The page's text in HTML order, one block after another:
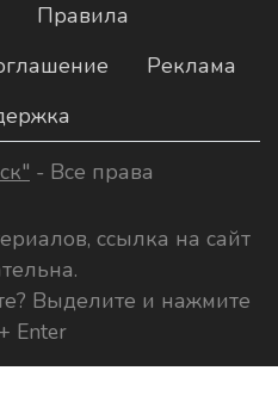
Правила
Реклама
- Все права
ссылка на сайт
Выделите и нажмите
Enter